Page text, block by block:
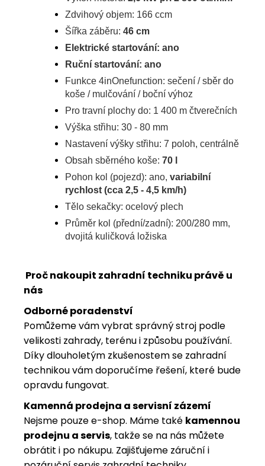
Zdvihový objem: 166 ccm
Šířka záběru: 46 cm
Elektrické startování: ano
Ruční startování: ano
Funkce 4inOnefunction: sečení / sběr do
koše / mulčování / boční výhoz
Pro travní plochy do: 1 400 m čtverečních
Výška střihu: 30 - 80 mm
Nastavení výšky střihu: 7 poloh, centrálně
Obsah sběrného koše: 70 l
Pohon kol (pojezd): ano, variabilní
rychlost (cca 2,5 - 4,5 km/h)
Tělo sekačky: ocelový plech
Průměr kol (přední/zadní): 200/280 mm,
dvojitá kuličková ložiska
Proč nakoupit zahradní techniku právě u
nás
Odborné poradenství
Pomůžeme vám vybrat správný stroj podle
velikosti zahrady, terénu i způsobu používání.
Díky dlouholetým zkušenostem se zahradní
technikou vám doporučíme řešení, které bude
opravdu fungovat.
Kamenná prodejna a servisní zázemí
Nejsme pouze e-shop. Máme také kamennou
prodejnu a servis, takže se na nás můžete
obrátit i po nákupu. Zajišťujeme záruční i